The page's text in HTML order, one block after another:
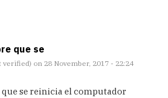
que se
verified) on 28 November, 2017 - 22:24
que se reinicia el computador